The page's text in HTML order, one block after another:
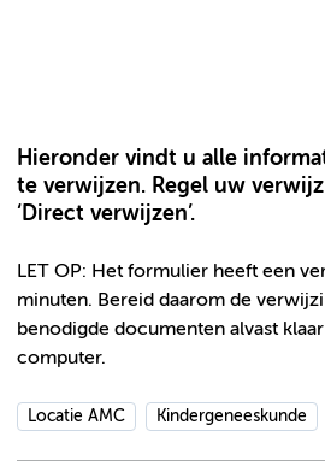
Hieronder vindt u alle
te verwijzen. Regel uw
‘Direct verwijzen’.
LET OP: Het formulier heeft een
minuten. Bereid daarom de
benodigde documenten alvast
computer.
Locatie AMC Kindergeneeskunde